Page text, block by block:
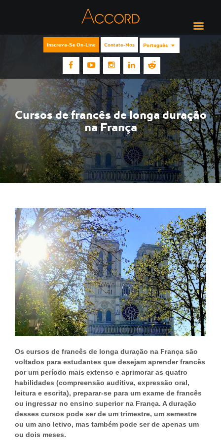
Inscreva-Se On-Line Contate-Nos Português
Cursos de francês de longa duração
na França
Os cursos de francês de longa duração na França são
voltados para estudantes que desejam aprender francês
por um período mais extenso e aprimorar as quatro
habilidades (compreensão auditiva, expressão oral,
leitura e escrita), preparar-se para um exame de francês
ou ingressar no ensino superior na França. A duração
desses cursos pode ser de um trimestre, um semestre
ou um ano letivo, mas também pode ser de apenas um
ou dois meses.